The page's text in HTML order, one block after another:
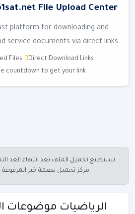
File Upload Center
platform for downloading and
service documents via direct links.
Files
Direct Download Links
countdown to get your link
مركز تحميل بصمة خير
الرياضيات موضوعات